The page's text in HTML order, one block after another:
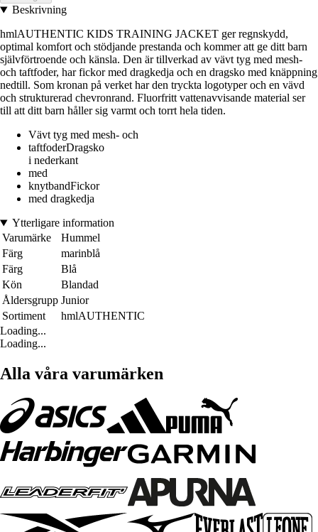
Beskrivning
hmlAUTHENTIC KIDS TRAINING JACKET ger regnskydd,
optimal komfort och stödjande prestanda och kommer att ge ditt barn
självförtroende och känsla. Den är tillverkad av vävt tyg med mesh-
och taftfoder, har fickor med dragkedja och en dragsko med knäppning
nedtill. Som kronan på verket har den tryckta logotyper och en vävd
och strukturerad chevronrand. Fluorfritt vattenavvisande material ser
till att ditt barn håller sig varmt och torrt hela tiden.
Vävt tyg med mesh- och
taftfoderDragsko
i nederkant
med
knytbandFickor
med dragkedja
Ytterligare information
Varumärke
Hummel
Färg
marinblå
Färg
Blå
Kön
Blandad
Åldersgrupp Junior
Sortiment
hmlAUTHENTIC
Loading...
Loading...
Alla våra varumärken